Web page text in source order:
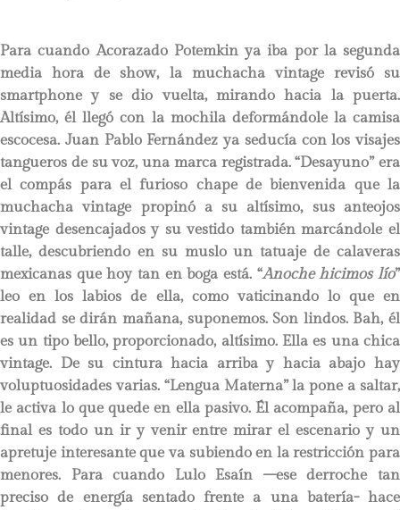
Para cuando Acorazado Potemkin ya iba por la segunda
media hora de show, la muchacha vintage revisó su
smartphone y se dio vuelta, mirando hacia la puerta.
Altísimo, él llegó con la mochila deformándole la camisa
escocesa. Juan Pablo Fernández ya seducía con los visajes
tangueros de su voz, una marca registrada. “Desayuno” era
el compás para el furioso chape de bienvenida que la
muchacha vintage propinó a su altísimo, sus anteojos
vintage desencajados y su vestido también marcándole el
talle, descubriendo en su muslo un tatuaje de calaveras
mexicanas que hoy tan en boga está. “Anoche hicimos lío”
leo en los labios de ella, como vaticinando lo que en
realidad se dirán mañana, suponemos. Son lindos. Bah, él
es un tipo bello, proporcionado, altísimo. Ella es una chica
vintage. De su cintura hacia arriba y hacia abajo hay
voluptuosidades varias. “Lengua Materna” la pone a saltar,
le activa lo que quede en ella pasivo. Él acompaña, pero al
final es todo un ir y venir entre mirar el escenario y un
apretuje interesante que va subiendo en la restricción para
menores. Para cuando Lulo Esaín –ese derroche tan
preciso de energía sentado frente a una batería- hace